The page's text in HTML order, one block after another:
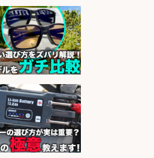
ル DESIGN
名古屋駅前店
by 求人ボックス
ニングバー/
ホールスタッ
魚の新感覚バ
募集
ル DESIGN